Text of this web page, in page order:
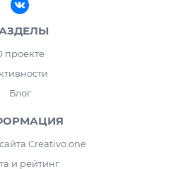
проекте
Блог
Creativo.one
и рейтинг